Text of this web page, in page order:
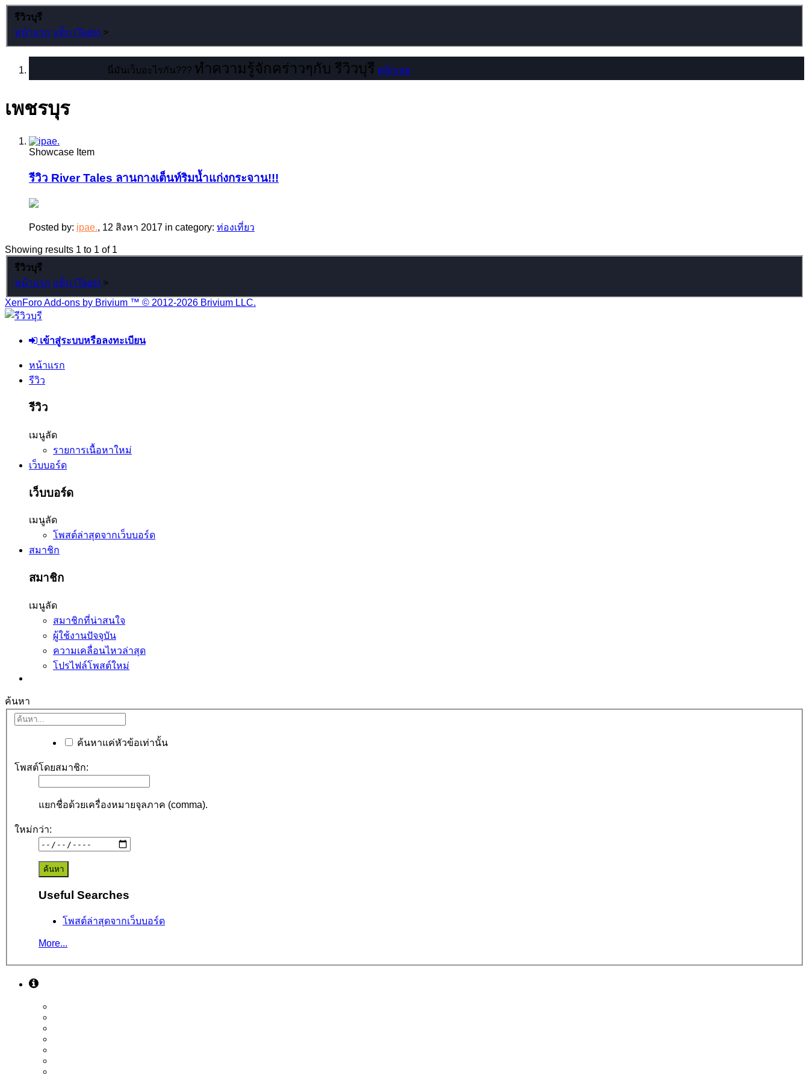
รีวิวบุรี
หน้าแรก แท็ก (Tags) >
นี่มันเว็บอะไรกัน??? ทำความรู้จักคร่าวๆกับ รีวิวบุรี คลิกเลย
เพชรบุร
Showcase Item
รีวิว River Tales ลานกางเต็นท์ริมน้ำแก่งกระจาน!!!
Posted by: ipae., 12 สิงหา 2017 in category: ท่องเที่ยว
Showing results 1 to 1 of 1
รีวิวบุรี
หน้าแรก แท็ก (Tags) >
XenForo Add-ons by Brivium ™ © 2012-2026 Brivium LLC.
เข้าสู่ระบบหรือลงทะเบียน
หน้าแรก
รีวิว
รีวิว
เมนูลัด
รายการเนื้อหาใหม่
เว็บบอร์ด
เว็บบอร์ด
เมนูลัด
โพสต์ล่าสุดจากเว็บบอร์ด
สมาชิก
สมาชิก
เมนูลัด
สมาชิกที่น่าสนใจ
ผู้ใช้งานปัจจุบัน
ความเคลื่อนไหวล่าสุด
โปรไฟล์โพสต์ใหม่
ค้นหา
ค้นหาแค่หัวข้อเท่านั้น
โพสต์โดยสมาชิก:
แยกชื่อด้วยเครื่องหมายจุลภาค (comma).
ใหม่กว่า:
Useful Searches
โพสต์ล่าสุดจากเว็บบอร์ด
More...